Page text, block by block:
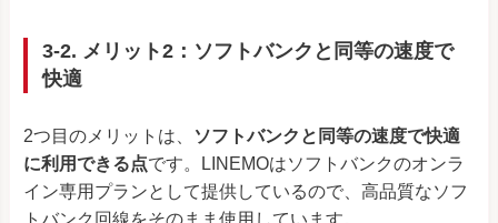
3-2. メリット2：ソフトバンクと同等の速度で
快適
2つ目のメリットは、
ソフトバンクと同等の速度で快適
に利用できる点です。LINEMOはソフトバンクのオンラ
イン専用プランとして提供しているので、高品質なソフ
トバンク回線をそのまま使用しています。